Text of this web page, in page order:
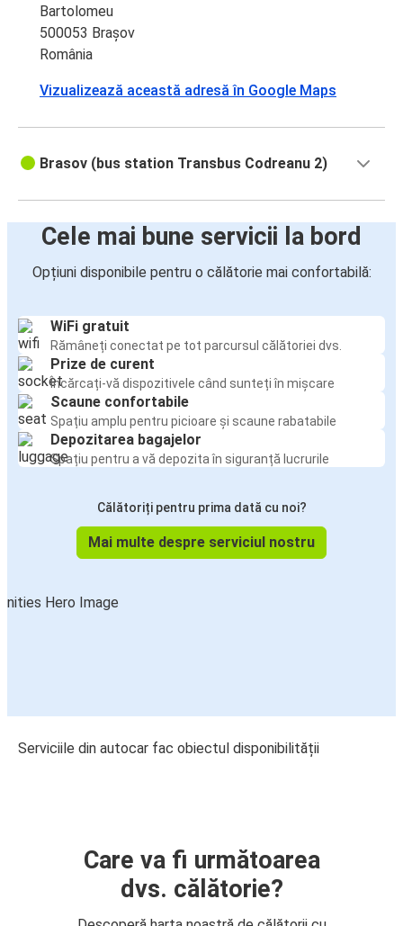
Bartolomeu
500053 Brașov
România
Vizualizează această adresă în Google Maps
Brasov (bus station Transbus Codreanu 2)
Cele mai bune servicii la bord
Opțiuni disponibile pentru o călătorie mai confortabilă:
WiFi gratuit
Rămâneți conectat pe tot parcursul călătoriei dvs.
Prize de curent
Încărcați-vă dispozitivele când sunteți în mișcare
Scaune confortabile
Spațiu amplu pentru picioare și scaune rabatabile
Depozitarea bagajelor
Spațiu pentru a vă depozita în siguranță lucrurile
Călătoriți pentru prima dată cu noi?
Mai multe despre serviciul nostru
Serviciile din autocar fac obiectul disponibilității
Care va fi următoarea
dvs. călătorie?